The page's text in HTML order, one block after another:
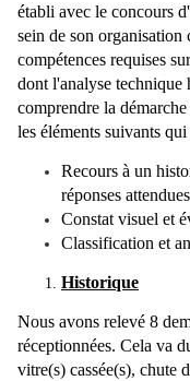
établi avec le concours
sein de son organisation
compétences requises
dont l'analyse technique
comprendre la
les éléments suivants
Recours à un
réponses
Constat visuel et
Classification et
Historique
Nous avons relevé 8
réceptionnées. Cela va
vitre(s) cassée(s),